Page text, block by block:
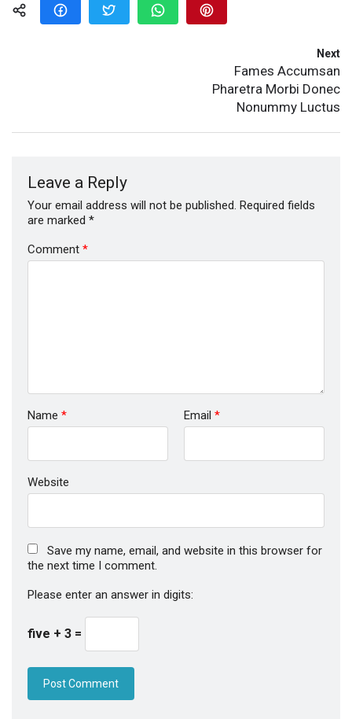
Next
Fames Accumsan
Pharetra Morbi Donec
Nonummy Luctus
Leave a Reply
Your email address will not be published. Required fields
are marked *
Comment *
Name * Email *
Website
Save my name, email, and website in this browser for
the next time I comment.
Please enter an answer in digits:
five + 3 =